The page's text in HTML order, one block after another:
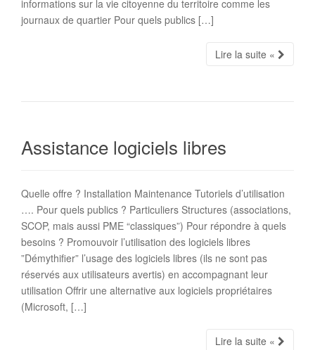
informations sur la vie citoyenne du territoire comme les
journaux de quartier Pour quels publics […]
Lire la suite «
Assistance logiciels libres
Quelle offre ? Installation Maintenance Tutoriels d’utilisation
…. Pour quels publics ? Particuliers Structures (associations,
SCOP, mais aussi PME “classiques”) Pour répondre à quels
besoins ? Promouvoir l’utilisation des logiciels libres
”Démythifier” l’usage des logiciels libres (ils ne sont pas
réservés aux utilisateurs avertis) en accompagnant leur
utilisation Offrir une alternative aux logiciels propriétaires
(Microsoft, […]
Lire la suite «